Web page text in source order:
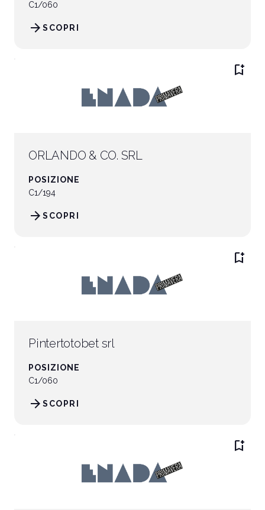
C1/060
SCOPRI
arrow_forward
bookmark_add
ORLANDO & CO. SRL
POSIZIONE
C1/194
SCOPRI
arrow_forward
bookmark_add
Pintertotobet srl
POSIZIONE
C1/060
SCOPRI
arrow_forward
bookmark_add